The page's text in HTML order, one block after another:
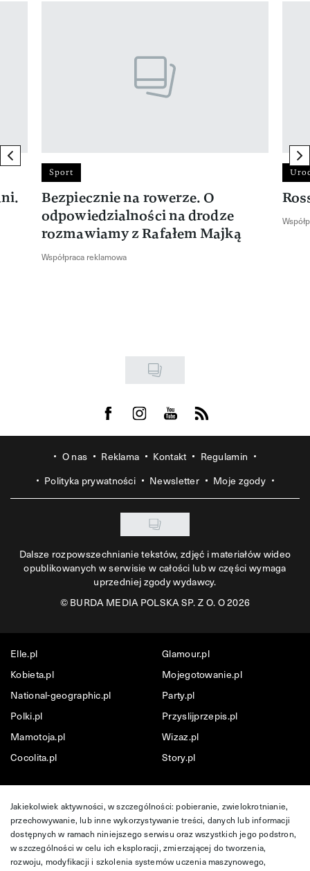
previous element
Sport
Bezpiecznie na rowerze. O
odpowiedzialności na drodze
rozmawiamy z Rafałem Majką
Współpraca reklamowa
Visit us on Facebook
Visit us on Instagram
Visit us on Youtube
Visit us on Rss
O nas Reklama Kontakt
Regulamin
Polityka prywatności
Newsletter Moje zgody
Dalsze rozpowszechnianie tekstów, zdjęć i materiałów wideo
opublikowanych w serwisie w całości lub w części wymaga
uprzedniej zgody wydawcy.
©BURDA MEDIA POLSKA SP. Z O. O 2026
Elle.pl
Glamour.pl
Kobieta.pl
Mojegotowanie.pl
National-geographic.pl
Party.pl
Polki.pl
Przyslijprzepis.pl
Mamotoja.pl
Wizaz.pl
Cocolita.pl
Story.pl
Jakiekolwiek aktywności, w szczególności: pobieranie, zwielokrotnianie,
przechowywanie, lub inne wykorzystywanie treści, danych lub informacji
dostępnych w ramach niniejszego serwisu oraz wszystkich jego podstron,
w szczególności w celu ich eksploracji, zmierzającej do tworzenia,
rozwoju, modyfikacji i szkolenia systemów uczenia maszynowego,